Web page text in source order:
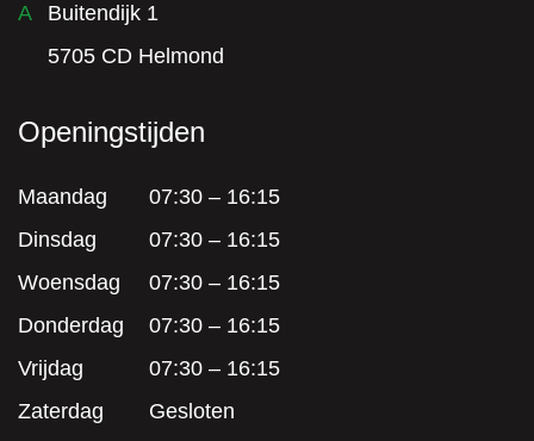
A
Buitendijk 1
5705 CD Helmond
Openingstijden
Maandag
07:30 – 16:15
Dinsdag
07:30 – 16:15
Woensdag
07:30 – 16:15
Donderdag
07:30 – 16:15
Vrijdag
07:30 – 16:15
Zaterdag
Gesloten